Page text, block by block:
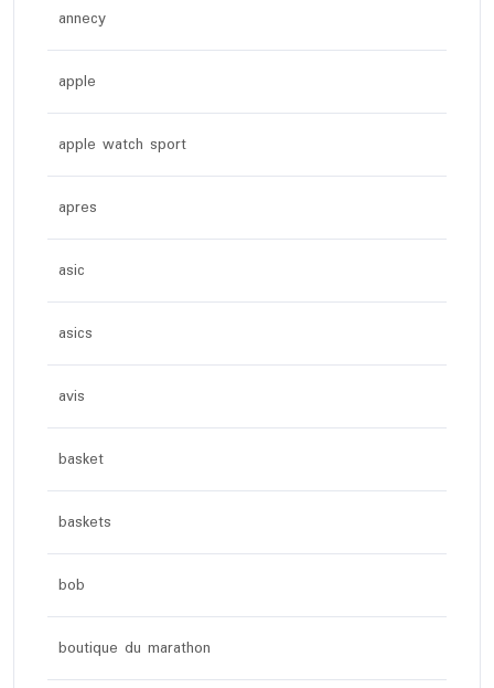
annecy
apple
apple watch sport
apres
asic
asics
avis
basket
baskets
bob
boutique du marathon